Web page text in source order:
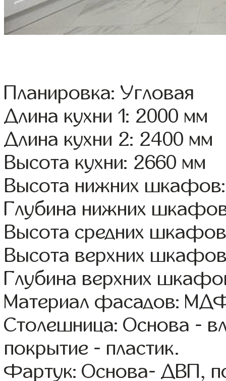
Планировка: Угловая
Длина кухни 1: 2000 мм
Длина кухни 2: 2400 мм
Высота кухни: 2660 мм
Высота нижних
Глубина нижних
Высота средних
Высота верхних
Глубина верхних
Материал фасадов:
Столешница: Основа -
покрытие - пластик.
Фартук: Основа- ДВП,